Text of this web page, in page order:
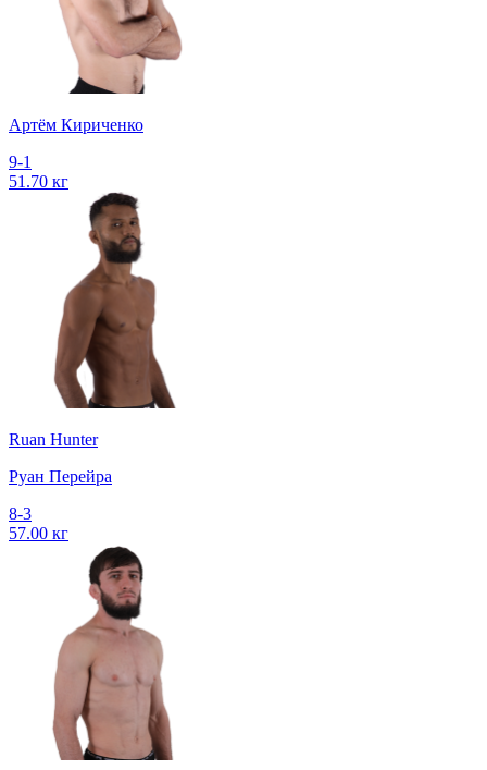
Артём Кириченко
9-1
51.70 кг
Ruan Hunter
Руан Перейра
8-3
57.00 кг